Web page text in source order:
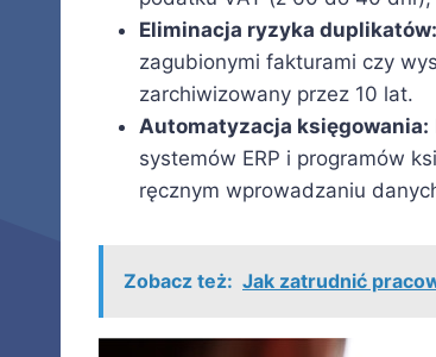
Eliminacja ryzyka duplikatów:
zagubionymi fakturami czy
zarchiwizowany przez 10 lat.
Automatyzacja księgowania:
systemów ERP i programów
ręcznym wprowadzaniu
Zobacz też: Jak zatrudnić